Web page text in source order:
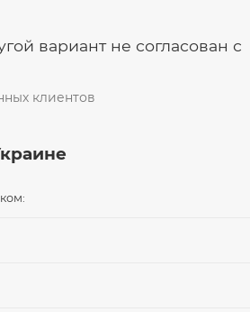
вариант не согласован с
клиентов